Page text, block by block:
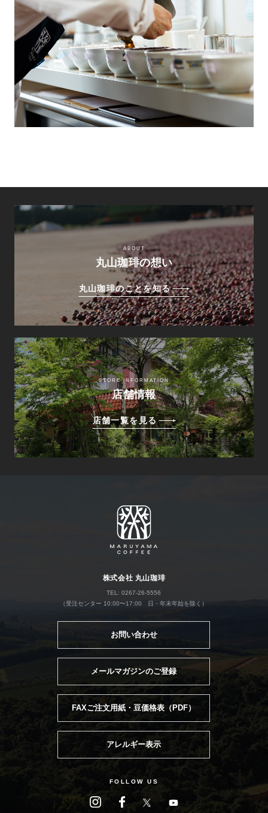
ABOUT
丸山珈琲の想い
丸山珈琲のことを知る
STORE INFORMATION
店舗情報
店舗一覧を見る
株式会社 丸山珈琲
TEL: 0267-26-5556
（受注センター 10:00〜17:00 日・年末年始を除く）
お問い合わせ
メールマガジンのご登録
FAXご注文用紙・豆価格表（PDF）
アレルギー表示
FOLLOW US